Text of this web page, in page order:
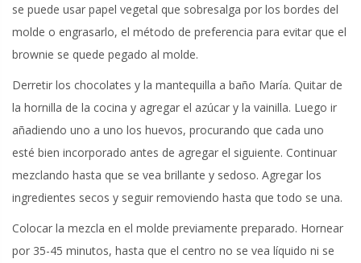
se puede usar papel vegetal que sobresalga por los bordes del
molde o engrasarlo, el método de preferencia para evitar que el
brownie se quede pegado al molde.
Derretir los chocolates y la mantequilla a baño María. Quitar de
la hornilla de la cocina y agregar el azúcar y la vainilla. Luego ir
añadiendo uno a uno los huevos, procurando que cada uno
esté bien incorporado antes de agregar el siguiente. Continuar
mezclando hasta que se vea brillante y sedoso. Agregar los
ingredientes secos y seguir removiendo hasta que todo se una.
Colocar la mezcla en el molde previamente preparado. Hornear
por 35-45 minutos, hasta que el centro no se vea líquido ni se